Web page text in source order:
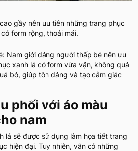
gầy nên ưu tiên những trang phục
form rộng, thoải mái.
Nam giới dáng người thấp bé nên ưu
xanh lá có form vừa vặn, không quá
bó, giúp tôn dáng và tạo cảm giác
phối với áo màu
nam
lá sẽ được sử dụng làm họa tiết trang
hiện đại. Tuy nhiên, vẫn có những